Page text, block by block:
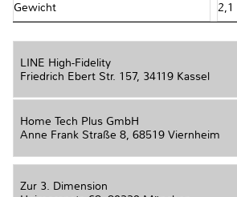
Gewicht 2,1
LINE High-Fidelity
Friedrich Ebert Str. 157, 34119 Kassel
Home Tech Plus GmbH
Anne Frank Straße 8, 68519 Viernheim
Zur 3. Dimension